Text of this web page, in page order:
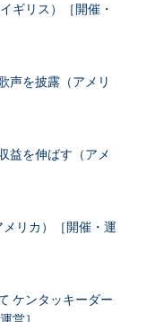
ギリス）［開催・
声を披露（アメリ
益を伸ばす（アメ
リカ）［開催・運
ケンタッキーダー
営］